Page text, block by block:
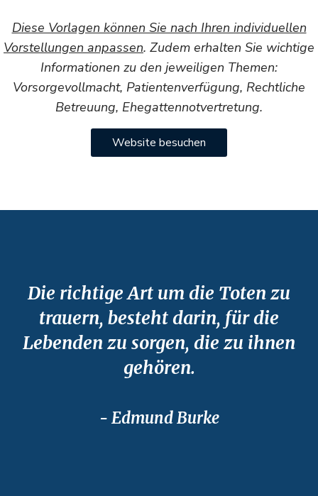
Diese Vorlagen können Sie nach Ihren individuellen
Vorstellungen anpassen. Zudem erhalten Sie wichtige
Informationen zu den jeweiligen Themen:
Vorsorgevollmacht, Patientenverfügung, Rechtliche
Betreuung, Ehegattennotvertretung.
Website besuchen
Die richtige Art um die Toten zu
trauern, besteht darin, für die
Lebenden zu sorgen, die zu ihnen
gehören.
- Edmund Burke